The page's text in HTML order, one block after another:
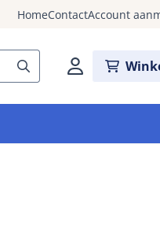
HomeContactAccount